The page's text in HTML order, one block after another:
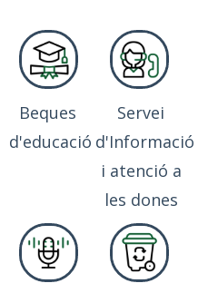
Beques
d'educació
Servei
d'Informació
i atenció a
les dones